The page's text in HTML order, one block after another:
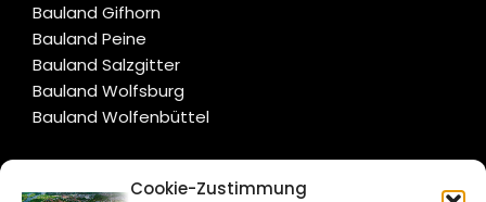
Cookie-Zustimmung
Bauland Gifhorn
Bauland Peine
Bauland Salzgitter
Bauland Wolfsburg
Bauland Wolfenbüttel
CITYLIFE!